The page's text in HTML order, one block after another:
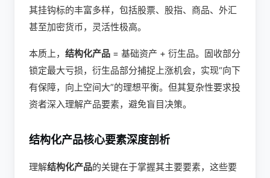
其挂钩标的丰富多样，包括股票、股指、商品、外汇
甚至加密货币，灵活性极高。
本质上， 结构化产品 = 基础资产 + 衍生品。固收部分
锁定最大亏损，衍生品部分捕捉上涨机会，实现“向下
有保障，向上空间大”的理想平衡。但其复杂性要求投
资者深入理解产品要素，避免盲目决策。
结构化产品核心要素深度剖析
理解结构化产品的关键在于掌握其主要要素，这些要